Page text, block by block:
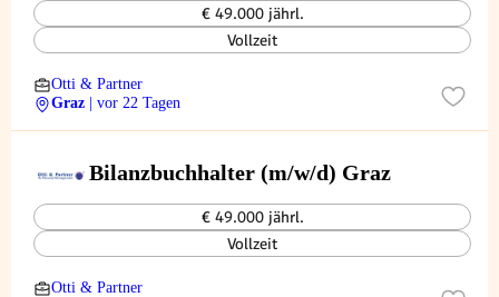
€ 49.000 jährl.
Vollzeit
Otti & Partner
Graz
| vor 22 Tagen
Bilanzbuchhalter (m/w/d) Graz
€ 49.000 jährl.
Vollzeit
Otti & Partner